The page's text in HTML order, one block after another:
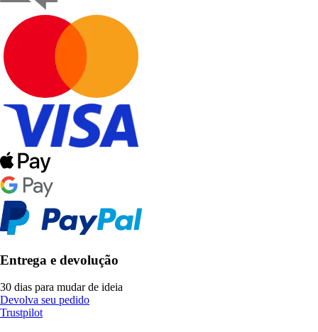
Entrega e devolução
30 dias para mudar de ideia
Devolva seu pedido
Trustpilot